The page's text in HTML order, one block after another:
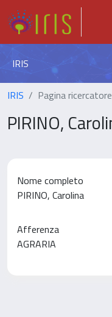
IRIS
IRIS Pagina ricercatore
PIRINO,
Nome completo
PIRINO, Carolina
Afferenza
AGRARIA